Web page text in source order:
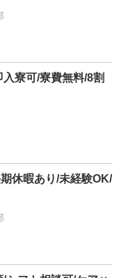
寮可/寮費無料/8割
休暇あり/未経験OK/